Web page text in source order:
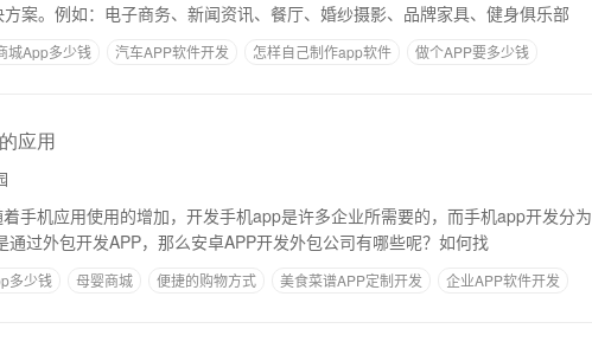
案。例如：电子商务、新闻资讯、餐厅、婚纱摄影、品牌家具、健身俱乐部
城App多少钱 汽车APP软件开发 怎样自己制作app软件 做个APP要多少钱
应用
手机应用使用的增加，开发手机app是许多企业所需要的，而手机app开发分为
过外包开发APP，那么安卓APP开发外包公司有哪些呢？如何找
多少钱 母婴商城 便捷的购物方式 美食菜谱APP定制开发 企业APP软件开发